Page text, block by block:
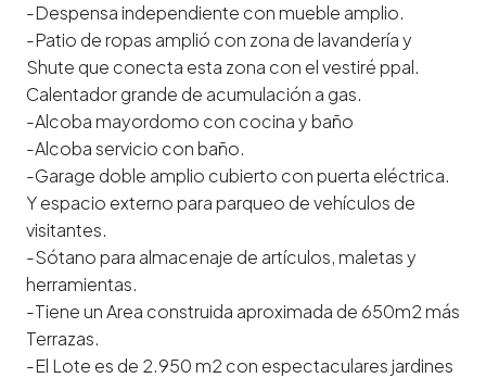
-Despensa independiente con mueble amplio.
-Patio de ropas amplió con zona de lavandería y
Shute que conecta esta zona con el vestiré ppal.
Calentador grande de acumulación a gas.
-Alcoba mayordomo con cocina y baño
-Alcoba servicio con baño.
-Garage doble amplio cubierto con puerta eléctrica.
Y espacio externo para parqueo de vehículos de
visitantes.
-Sótano para almacenaje de artículos, maletas y
herramientas.
-Tiene un Area construida aproximada de 650m2 más
Terrazas.
-El Lote es de 2.950 m2 con espectaculares jardines